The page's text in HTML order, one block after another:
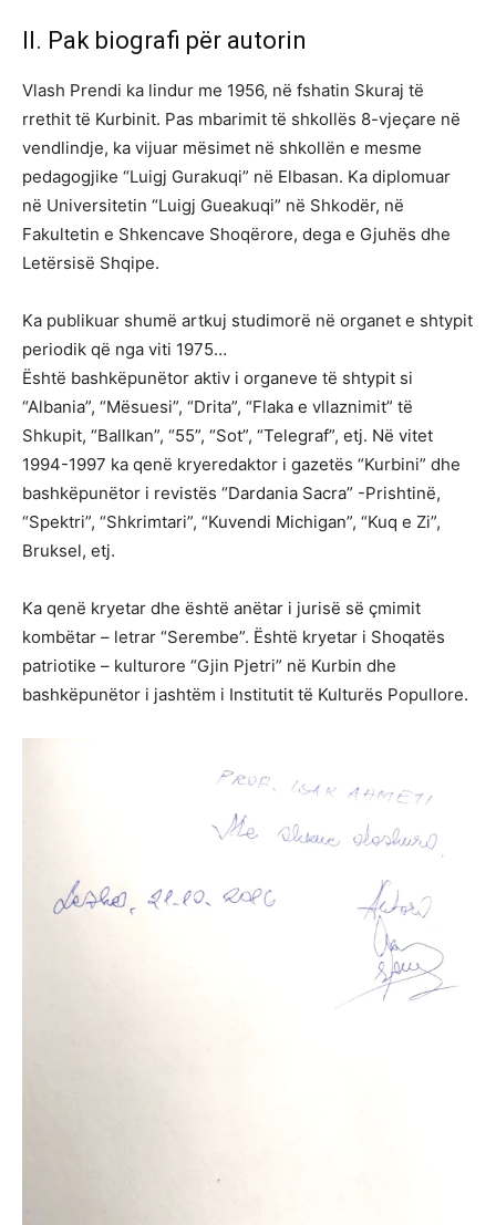
II. Pak biografi për autorin
Vlash Prendi ka lindur me 1956, në fshatin Skuraj të
rrethit të Kurbinit. Pas mbarimit të shkollës 8-vjeçare në
vendlindje, ka vijuar mësimet në shkollën e mesme
pedagogjike “Luigj Gurakuqi” në Elbasan. Ka diplomuar
në Universitetin “Luigj Gueakuqi” në Shkodër, në
Fakultetin e Shkencave Shoqërore, dega e Gjuhës dhe
Letërsisë Shqipe.
Ka publikuar shumë artkuj studimorë në organet e shtypit
periodik që nga viti 1975…
Është bashkëpunëtor aktiv i organeve të shtypit si
“Albania”, “Mësuesi”, “Drita”, “Flaka e vllaznimit” të
Shkupit, “Ballkan”, “55”, “Sot”, “Telegraf”, etj. Në vitet
1994-1997 ka qenë kryeredaktor i gazetës “Kurbini” dhe
bashkëpunëtor i revistës “Dardania Sacra” -Prishtinë,
“Spektri”, “Shkrimtari”, “Kuvendi Michigan”, “Kuq e Zi”,
Bruksel, etj.
Ka qenë kryetar dhe është anëtar i jurisë së çmimit
kombëtar – letrar “Serembe”. Është kryetar i Shoqatës
patriotike – kulturore “Gjin Pjetri” në Kurbin dhe
bashkëpunëtor i jashtëm i Institutit të Kulturës Popullore.